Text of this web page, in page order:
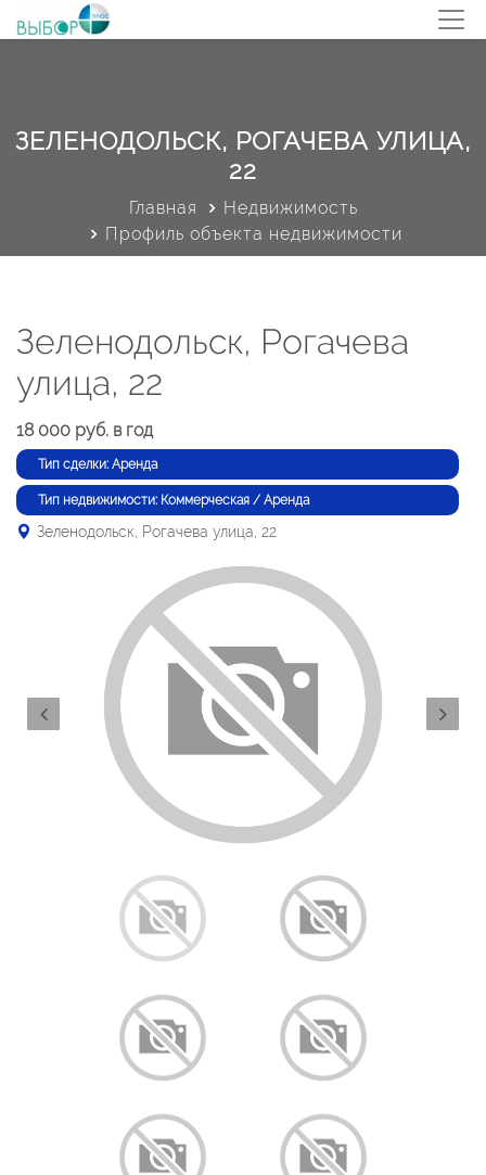
ЗЕЛЕНОДОЛЬСК, РОГАЧЕВА УЛИЦА,
22
Главная
Недвижимость
Профиль объекта недвижимости
Зеленодольск, Рогачева
улица, 22
18 000 руб. в год
Тип сделки: Аренда
Тип недвижимости: Коммерческая / Аренда
Зеленодольск, Рогачева улица, 22